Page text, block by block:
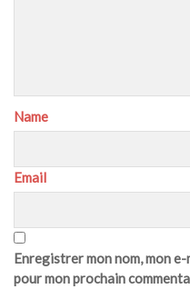
Name
Email
Enregistrer mon nom, mon
pour mon prochain